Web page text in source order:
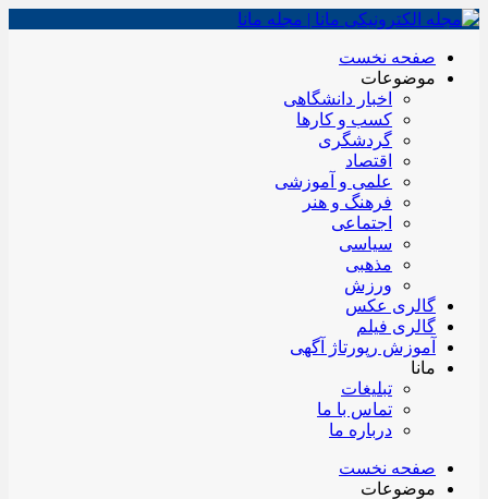
صفحه نخست
موضوعات
اخبار دانشگاهی
کسب و کارها
گردشگری
اقتصاد
علمی و آموزشی
فرهنگ و هنر
اجتماعی
سیاسی
مذهبی
ورزش
گالری عکس
گالری فیلم
آموزش رپورتاژ آگهی
مانا
تبلیغات
تماس با ما
درباره ما
صفحه نخست
موضوعات